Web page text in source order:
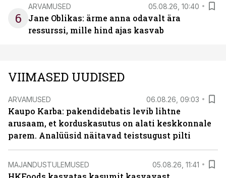
6
ARVAMUSED 05.08.26, 10:40
Jane Oblikas: ärme anna odavalt ära
ressurssi, mille hind ajas kasvab
VIIMASED UUDISED
ARVAMUSED 06.08.26, 09:03
Kaupo Karba: pakendidebatis levib lihtne
arusaam, et korduskasutus on alati keskkonnale
parem. Analüüsid näitavad teistsugust pilti
MAJANDUSTULEMUSED 05.08.26, 11:41